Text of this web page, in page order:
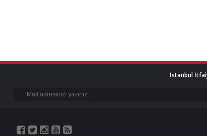
İstanbul